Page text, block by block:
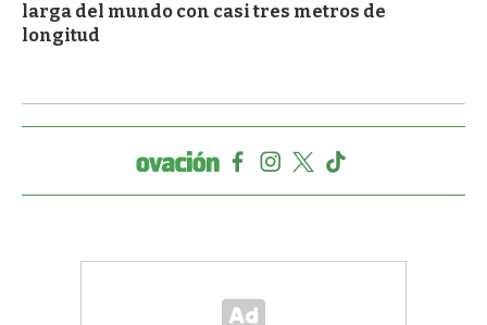
larga del mundo con casi tres metros de
longitud